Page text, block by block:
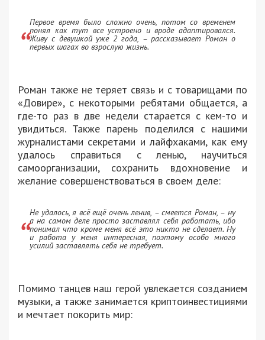
Первое время было сложно очень, потом со временем
понял как тут все устроено и вроде адаптировался.
Живу с девушкой уже 2 года, – рассказывает Роман о
первых шагах во взрослую жизнь.
Роман также не теряет связь и с товарищами по
«Довире», с некоторыми ребятами общается, а
где-то раз в две недели старается с кем-то и
увидиться. Также парень поделился с нашими
журналистами секретами и лайфхаками, как ему
удалось справиться с ленью, научиться
самоорганизации, сохранить вдохновение и
желание совершенствоваться в своем деле:
Не удалось, я всё ещё очень ленив, – смеется Роман, – ну
а на самом деле просто заставлял себя работать, ибо
понимал что кроме меня всё это никто не сделает. Ну
и работа у меня интересная, поэтому особо много
усилий заставлять себя не требует.
Помимо танцев наш герой увлекается созданием
музыки, а также занимается криптоинвестициями
и мечтает покорить мир: